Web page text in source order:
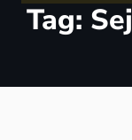
Tag: